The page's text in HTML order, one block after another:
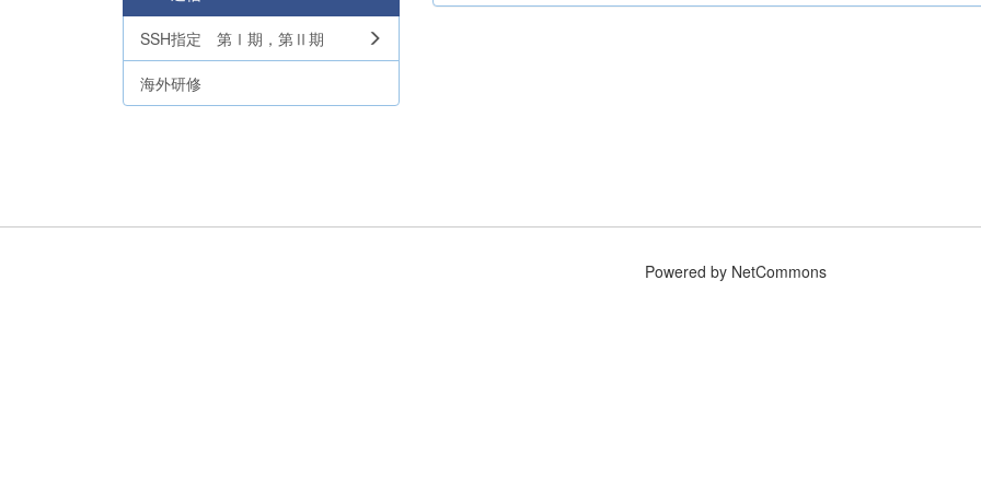
SSH指定 第Ⅰ期，第Ⅱ期
海外研修
Powered by NetCommons